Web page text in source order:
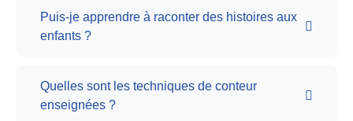
Puis-je apprendre à raconter des histoires aux
enfants ?
Quelles sont les techniques de conteur
enseignées ?